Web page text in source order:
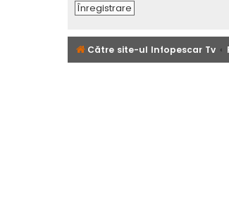
Înregistrare
Către site-ul Infopescar Tv